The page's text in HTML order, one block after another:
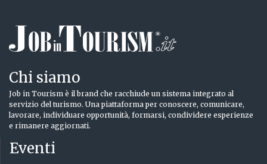
Chi siamo
Job in Tourism è il brand che racchiude un sistema integrato al
servizio del turismo. Una piattaforma per conoscere, comunicare,
lavorare, individuare opportunità, formarsi, condividere esperienze
e rimanere aggiornati.
Eventi